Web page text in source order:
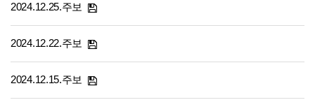
2024.12.25.주보
2024.12.22.주보
2024.12.15.주보